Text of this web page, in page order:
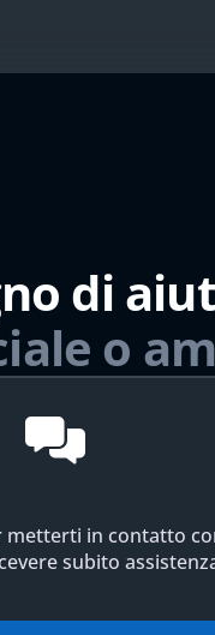
di
o
metterti in contatto
subito